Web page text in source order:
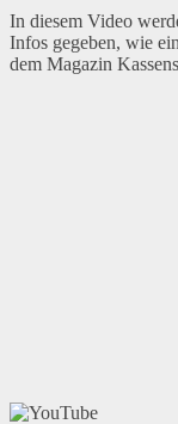
In diesem Video
Infos gegeben, wie
dem Magazin